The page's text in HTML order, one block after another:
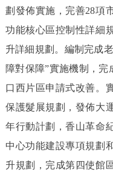
劃發佈實施，完善28項
功能核心區控制性詳細
升詳細規劃。編制完成
障對保障”實施機制，完
口西片區申請式改善。
保護髮展規劃，發佈大
年行動計劃，香山革命
中心功能建設專項規劃
升規劃，完成第四使館